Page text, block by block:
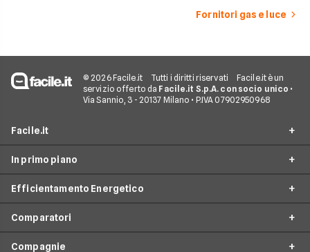
Fornitori gas e luce
© 2026 Facile.it Tutti i diritti riservati
Facile.it è un
servizio offerto da Facile.it S.p.A. con socio unico •
Via Sannio, 3 - 20137 Milano • P.IVA 07902950968
Facile.it
Assicurazioni
Prestiti
In primo piano
Offerte Luce e Gas
Offerte Energia Elettrica
Efficientamento Energetico
Impianto fotovoltaico
Caldaia a condensazione
Comparatori
Compagnie